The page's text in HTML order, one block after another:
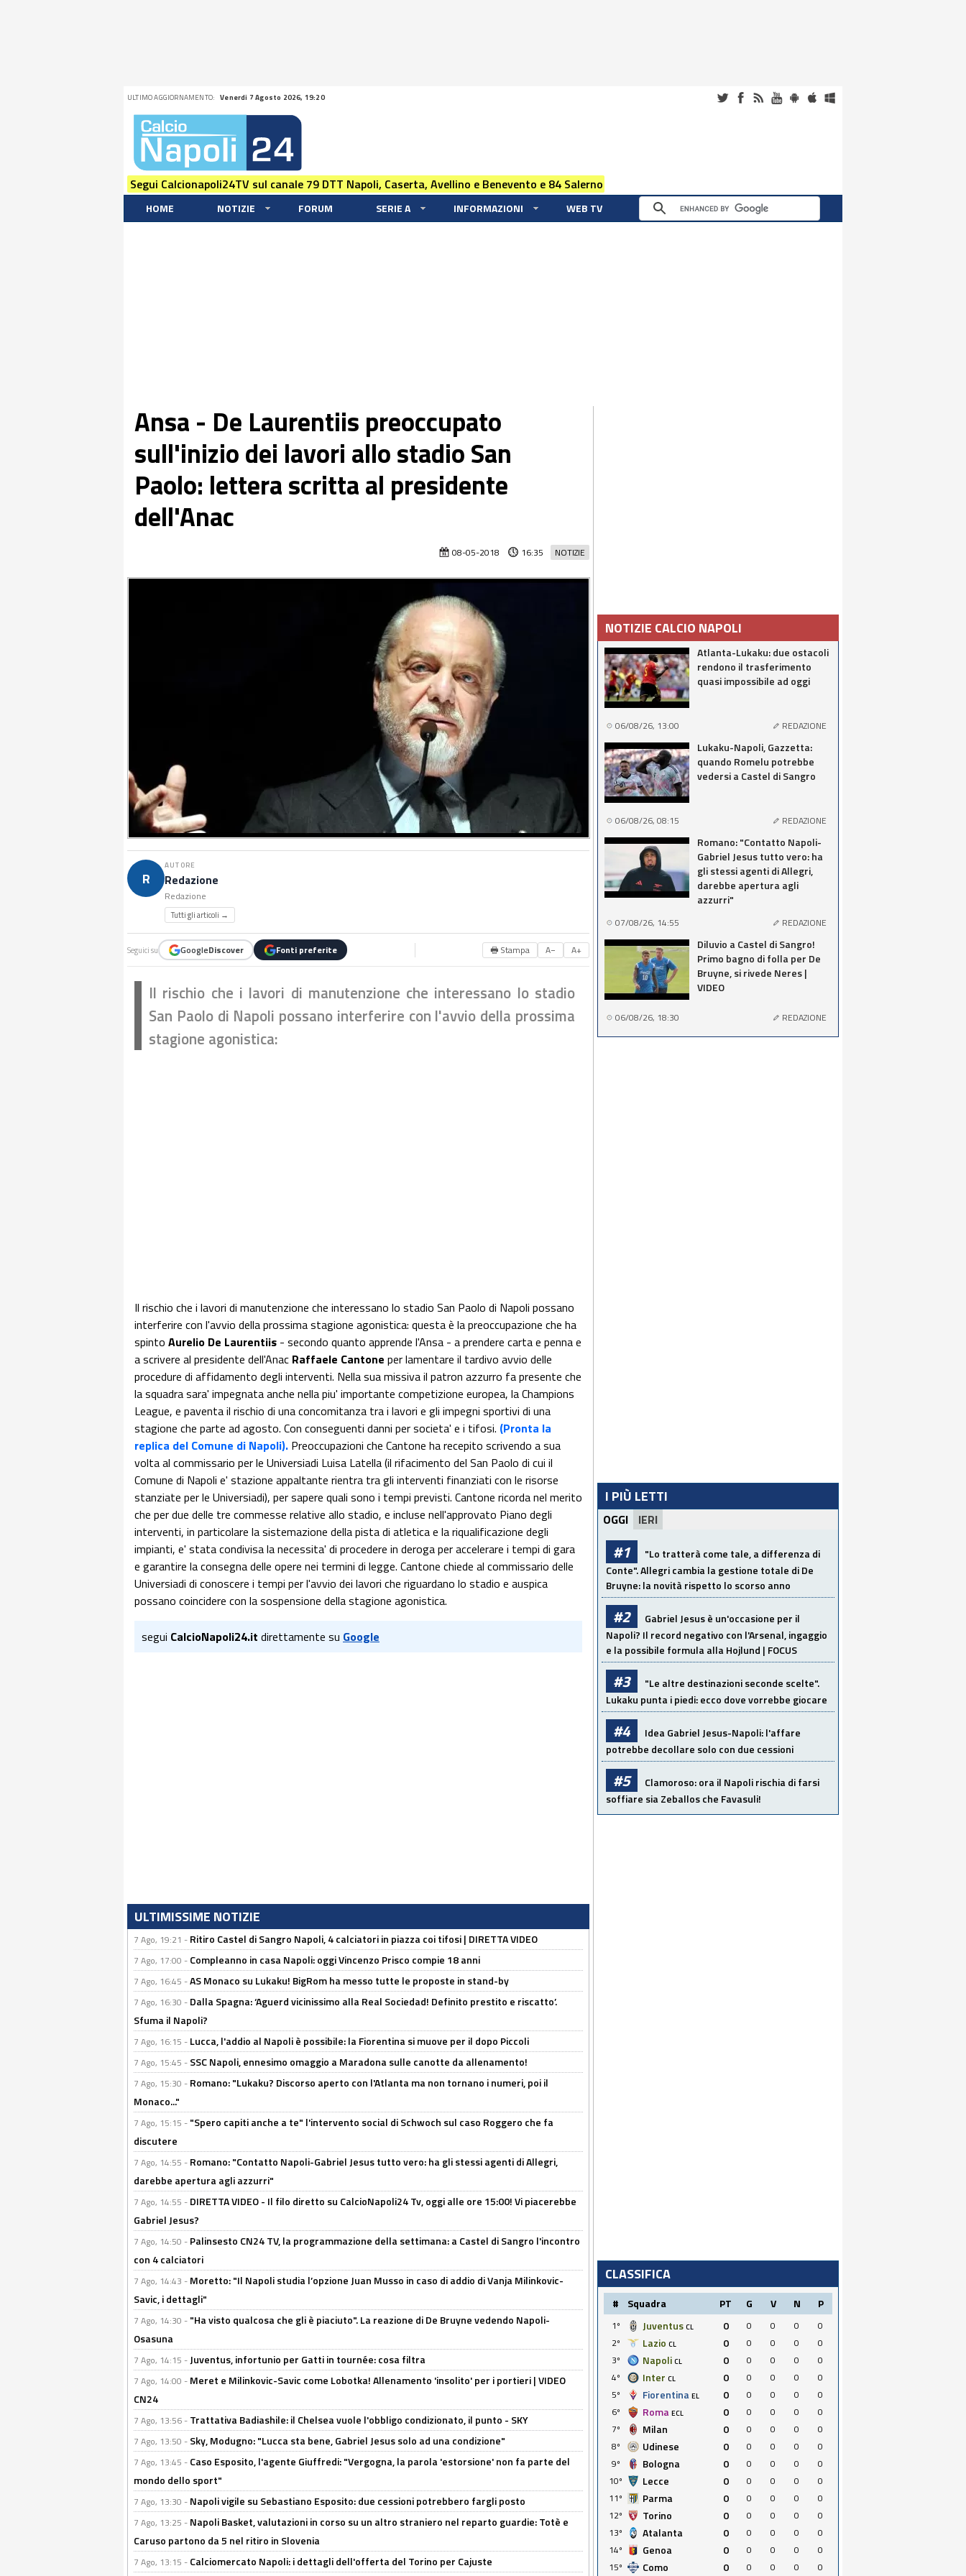
ULTIMO AGGIORNAMENTO: Venerdi 7 Agosto 2026, 19:20
Segui Calcionapoli24TV sul canale 79 DTT Napoli, Caserta, Avellino e Benevento e 84 Salerno
HOME NOTIZIE FORUM SERIE A INFORMAZIONI WEB TV
Ansa - De Laurentiis preoccupato
sull'inizio dei lavori allo stadio San
Paolo: lettera scritta al presidente
dell'Anac
NOTIZIE
08-05-2018 16:35
R
AUTORE
Redazione
Redazione
Tutti gli articoli →
Seguici su GoogleDiscover Fonti preferite 🖶 Stampa A− A+
Il rischio che i lavori di manutenzione che interessano lo stadio
San Paolo di Napoli possano interferire con l'avvio della prossima
stagione agonistica:
Il rischio che i lavori di manutenzione che interessano lo stadio San Paolo di Napoli possano
interferire con l'avvio della prossima stagione agonistica: questa è la preoccupazione che ha
spinto Aurelio De Laurentiis - secondo quanto apprende l'Ansa - a prendere carta e penna e
a scrivere al presidente dell'Anac Raffaele Cantone per lamentare il tardivo avvio delle
procedure di affidamento degli interventi. Nella sua missiva il patron azzurro fa presente che
la squadra sara' impegnata anche nella piu' importante competizione europea, la Champions
League, e paventa il rischio di una concomitanza tra i lavori e gli impegni sportivi di una
stagione che parte ad agosto. Con conseguenti danni per societa' e i tifosi. (Pronta la
replica del Comune di Napoli). Preoccupazioni che Cantone ha recepito scrivendo a sua
volta al commissario per le Universiadi Luisa Latella (il rifacimento del San Paolo di cui il
Comune di Napoli e' stazione appaltante rientra tra gli interventi finanziati con le risorse
stanziate per le Universiadi), per sapere quali sono i tempi previsti. Cantone ricorda nel merito
che per due delle tre commesse relative allo stadio, e incluse nell'approvato Piano degli
interventi, in particolare la sistemazione della pista di atletica e la riqualificazione degli
impianti, e' stata condivisa la necessita' di procedere in deroga per accelerare i tempi di gara
e garantire la consegna delle opere nei termini di legge. Cantone chiede al commissario delle
Universiadi di conoscere i tempi per l'avvio dei lavori che riguardano lo stadio e auspica
possano coincidere con la sospensione della stagione agonistica.
segui CalcioNapoli24.it direttamente su Google
ULTIMISSIME NOTIZIE
7 Ago, 19:21 - Ritiro Castel di Sangro Napoli, 4 calciatori in piazza coi tifosi | DIRETTA VIDEO
7 Ago, 17:00 - Compleanno in casa Napoli: oggi Vincenzo Prisco compie 18 anni
7 Ago, 16:45 -AS Monaco su Lukaku! BigRom ha messo tutte le proposte in stand-by
7 Ago, 16:30 - Dalla Spagna: ‘Aguerd vicinissimo alla Real Sociedad! Definito prestito e riscatto’.
Sfuma il Napoli?
7 Ago, 16:15 - Lucca, l'addio al Napoli è possibile: la Fiorentina si muove per il dopo Piccoli
7 Ago, 15:45 - SSC Napoli, ennesimo omaggio a Maradona sulle canotte da allenamento!
7 Ago, 15:30 - Romano: "Lukaku? Discorso aperto con l'Atlanta ma non tornano i numeri, poi il
Monaco..."
7 Ago, 15:15 - "Spero capiti anche a te" l'intervento social di Schwoch sul caso Roggero che fa
discutere
7 Ago, 14:55 - Romano: "Contatto Napoli-Gabriel Jesus tutto vero: ha gli stessi agenti di Allegri,
darebbe apertura agli azzurri"
7 Ago, 14:55 - DIRETTA VIDEO - Il filo diretto su CalcioNapoli24 Tv, oggi alle ore 15:00! Vi piacerebbe
Gabriel Jesus?
7 Ago, 14:50 - Palinsesto CN24 TV, la programmazione della settimana: a Castel di Sangro l'incontro
con 4 calciatori
7 Ago, 14:43 - Moretto: "Il Napoli studia l’opzione Juan Musso in caso di addio di Vanja Milinkovic-
Savic, i dettagli"
7 Ago, 14:30 - "Ha visto qualcosa che gli è piaciuto". La reazione di De Bruyne vedendo Napoli-
Osasuna
7 Ago, 14:15 - Juventus, infortunio per Gatti in tournée: cosa filtra
7 Ago, 14:00 - Meret e Milinkovic-Savic come Lobotka! Allenamento 'insolito' per i portieri | VIDEO
CN24
7 Ago, 13:56 - Trattativa Badiashile: il Chelsea vuole l'obbligo condizionato, il punto - SKY
7 Ago, 13:50 - Sky, Modugno: "Lucca sta bene, Gabriel Jesus solo ad una condizione"
7 Ago, 13:45 - Caso Esposito, l'agente Giuffredi: "Vergogna, la parola 'estorsione' non fa parte del
mondo dello sport"
7 Ago, 13:30 - Napoli vigile su Sebastiano Esposito: due cessioni potrebbero fargli posto
7 Ago, 13:25 - Napoli Basket, valutazioni in corso su un altro straniero nel reparto guardie: Totè e
Caruso partono da 5 nel ritiro in Slovenia
7 Ago, 13:15 - Calciomercato Napoli: i dettagli dell'offerta del Torino per Cajuste
NOTIZIE CALCIO NAPOLI
Atlanta-Lukaku: due ostacoli
rendono il trasferimento
quasi impossibile ad oggi
06/08/26, 13:00 REDAZIONE
Lukaku-Napoli, Gazzetta:
quando Romelu potrebbe
vedersi a Castel di Sangro
06/08/26, 08:15 REDAZIONE
Romano: "Contatto Napoli-
Gabriel Jesus tutto vero: ha
gli stessi agenti di Allegri,
darebbe apertura agli
azzurri"
07/08/26, 14:55 REDAZIONE
Diluvio a Castel di Sangro!
Primo bagno di folla per De
Bruyne, si rivede Neres |
VIDEO
06/08/26, 18:30 REDAZIONE
I PIÙ LETTI
OGGI IERI
#1
"Lo tratterà come tale, a differenza di
Conte". Allegri cambia la gestione totale di De
Bruyne: la novità rispetto lo scorso anno
#2
Gabriel Jesus è un'occasione per il
Napoli? Il record negativo con l'Arsenal, ingaggio
e la possibile formula alla Hojlund | FOCUS
#3
"Le altre destinazioni seconde scelte".
Lukaku punta i piedi: ecco dove vorrebbe giocare
#4
Idea Gabriel Jesus-Napoli: l'affare
potrebbe decollare solo con due cessioni
#5
Clamoroso: ora il Napoli rischia di farsi
soffiare sia Zeballos che Favasuli!
CLASSIFICA
# Squadra PT G V N P
1º Juventus CL 0 0 0 0
0
2º
Lazio CL 0 0 0 0
0
3º
Napoli CL 0 0 0 0
0
4º
Inter CL 0 0 0 0
0
5º
Fiorentina EL 0 0 0 0
0
6º
Roma ECL 0 0 0 0
0
7º
Milan 0 0 0 0
0
8º
Udinese 0 0 0 0
0
9º
Bologna 0 0 0 0
0
10º
Lecce 0 0 0 0
0
11º
Parma 0 0 0 0
0
12º
Torino 0 0 0 0
0
13º
Atalanta 0 0 0 0
0
14º
Genoa 0 0 0 0
0
15º
Como 0 0 0 0 0